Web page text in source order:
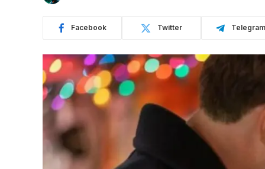
Facebook Twitter Telegram